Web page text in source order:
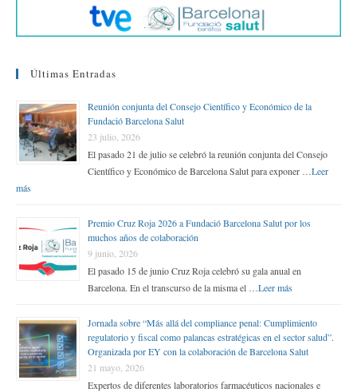
Últimas Entradas
Reunión conjunta del Consejo Científico y Económico de la
Fundació Barcelona Salut
23 julio, 2026
El pasado 21 de julio se celebró la reunión conjunta del Consejo
Científico y Económico de Barcelona Salut para exponer … Leer
más
Premio Cruz Roja 2026 a Fundació Barcelona Salut por los
muchos años de colaboración
9 junio, 2026
El pasado 15 de junio Cruz Roja celebró su gala anual en
Barcelona. En el transcurso de la misma el … Leer más
Jornada sobre “Más allá del compliance penal: Cumplimiento
regulatorio y fiscal como palancas estratégicas en el sector salud”.
Organizada por EY con la colaboración de Barcelona Salut
21 mayo, 2026
Expertos de diferentes laboratorios farmacéuticos nacionales e